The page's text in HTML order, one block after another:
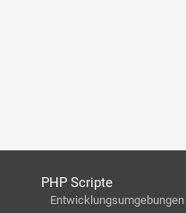
PHP Scripte
Entwicklungsumgebungen